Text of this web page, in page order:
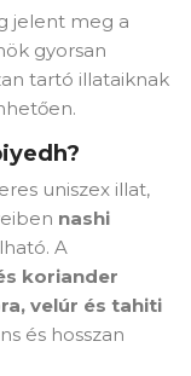
jelent meg a
gyorsan
tartó illataiknak
uniszex illat,
nashi
A
koriander
velúr és tahiti
és hosszan